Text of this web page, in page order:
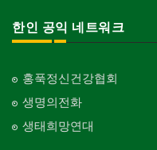
한인 공익 네트워크
홍푹정신건강협회
생명의전화
생태희망연대